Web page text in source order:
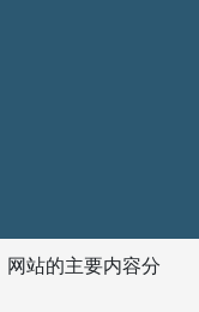
站的主要内容分